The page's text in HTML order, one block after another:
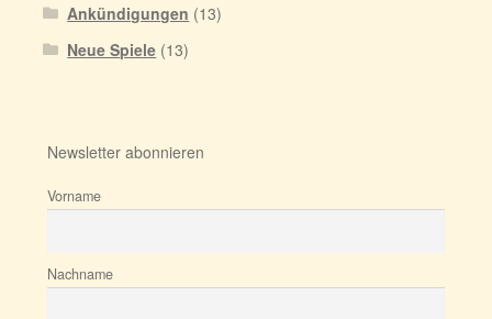
Ankündigungen (13)
Neue Spiele (13)
Newsletter abonnieren
Vorname
Nachname